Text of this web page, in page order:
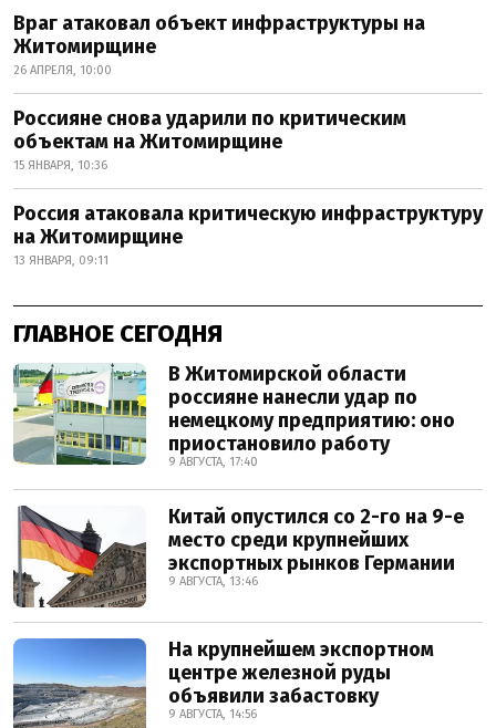
Враг атаковал объект инфраструктуры на
Житомирщине
26 АПРЕЛЯ, 10:00
Россияне снова ударили по критическим
объектам на Житомирщине
15 ЯНВАРЯ, 10:36
Россия атаковала критическую инфраструктуру
на Житомирщине
13 ЯНВАРЯ, 09:11
ГЛАВНОЕ СЕГОДНЯ
В Житомирской области
россияне нанесли удар по
немецкому предприятию: оно
приостановило работу
9 АВГУСТА, 17:40
Китай опустился со 2-го на 9-е
место среди крупнейших
экспортных рынков Германии
9 АВГУСТА, 13:46
На крупнейшем экспортном
центре железной руды
объявили забастовку
9 АВГУСТА, 14:56